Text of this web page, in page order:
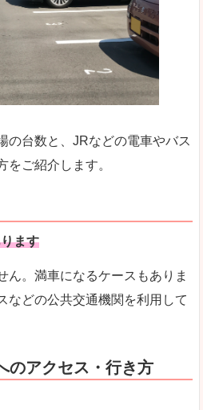
の台数と、JRなどの電車やバス
をご紹介します。
ます
ん。満車になるケースもありま
などの公共交通機関を利用して
のアクセス・行き方